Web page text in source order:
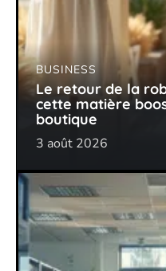
BUSINESS
Le retour de la
cette matière
boutique
3 août 2026